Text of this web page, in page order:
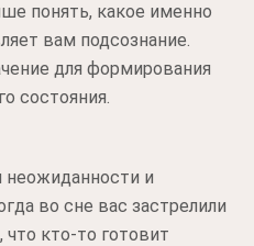
понять, какое именно
вам подсознание.
для формирования
состояния.
неожиданности и
во сне вас застрелили
что кто-то готовит